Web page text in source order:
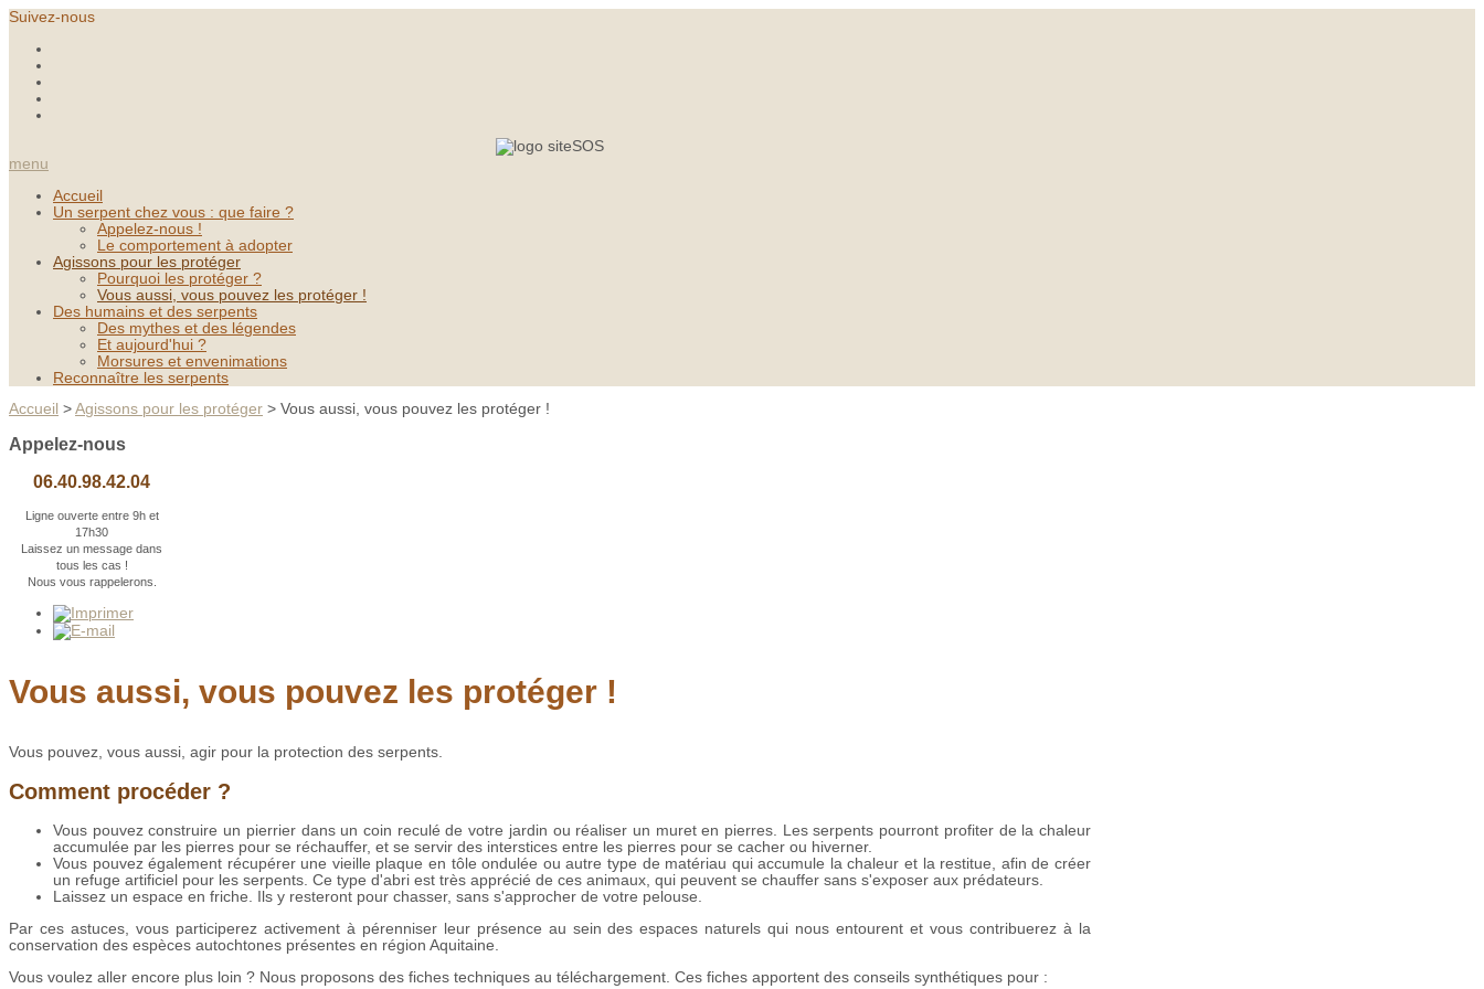
Suivez-nous
menu
Accueil
Un serpent chez vous : que faire ?
Appelez-nous !
Le comportement à adopter
Agissons pour les protéger
Pourquoi les protéger ?
Vous aussi, vous pouvez les protéger !
Des humains et des serpents
Des mythes et des légendes
Et aujourd'hui ?
Morsures et envenimations
Reconnaître les serpents
Accueil > Agissons pour les protéger > Vous aussi, vous pouvez les protéger !
Appelez-nous
06.40.98.42.04
Ligne ouverte entre 9h et
17h30
Laissez un message dans
tous les cas !
Nous vous rappelerons.
Vous aussi, vous pouvez les protéger !
Vous pouvez, vous aussi, agir pour la protection des serpents.
Comment procéder ?
Vous pouvez construire un pierrier dans un coin reculé de votre jardin ou réaliser un muret en pierres. Les serpents pourront profiter de la chaleur
accumulée par les pierres pour se réchauffer, et se servir des interstices entre les pierres pour se cacher ou hiverner.
Vous pouvez également récupérer une vieille plaque en tôle ondulée ou autre type de matériau qui accumule la chaleur et la restitue, afin de créer
un refuge artificiel pour les serpents. Ce type d'abri est très apprécié de ces animaux, qui peuvent se chauffer sans s'exposer aux prédateurs.
Laissez un espace en friche. Ils y resteront pour chasser, sans s'approcher de votre pelouse.
Par ces astuces, vous participerez activement à pérenniser leur présence au sein des espaces naturels qui nous entourent et vous contribuerez à la
conservation des espèces autochtones présentes en région Aquitaine.
Vous voulez aller encore plus loin ? Nous proposons des fiches techniques au téléchargement. Ces fiches apportent des conseils synthétiques pour :